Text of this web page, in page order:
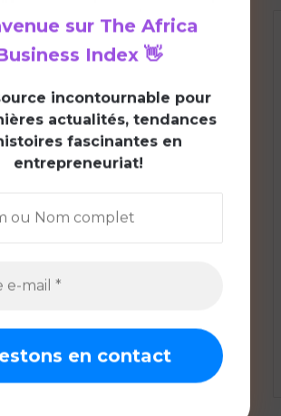
surThe Africa
Index👋
incontournable pour
actualités, tendances
fascinantes en
entrepreneuriat!